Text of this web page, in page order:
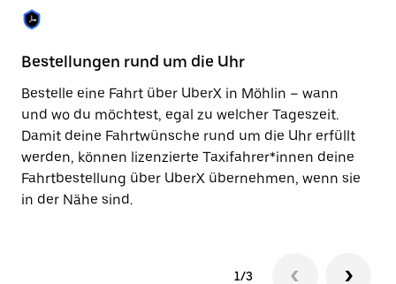
Bestellungen rund um die Uhr
Bestelle eine Fahrt über UberX in Möhlin – wann
und wo du möchtest, egal zu welcher Tageszeit.
Damit deine Fahrtwünsche rund um die Uhr erfüllt
werden, können lizenzierte Taxifahrer*innen deine
Fahrtbestellung über UberX übernehmen, wenn sie
in der Nähe sind.
1/3